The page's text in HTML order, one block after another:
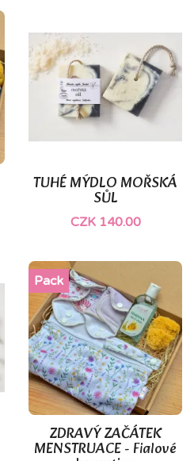
TUHÉ MÝDLO MOŘSKÁ
SŮL
CZK 140.00
ZDRAVÝ ZAČÁTEK
MENSTRUACE - Fialové
Pack